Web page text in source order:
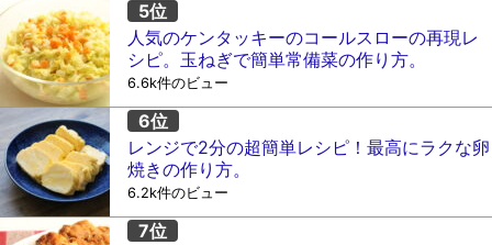
人気のケンタッキーのコールスローの再現レ
シピ。玉ねぎで簡単常備菜の作り方。
6.6k件のビュー
レンジで2分の超簡単レシピ！最高にラクな卵
焼きの作り方。
6.2k件のビュー